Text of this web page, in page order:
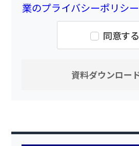
業のプライバシーポリシー
同意する